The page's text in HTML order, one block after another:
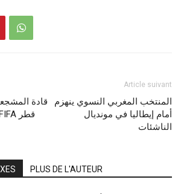
قادة
Article suivant
المنتخب المغربي النسوي ينهزم
أمام إيطاليا في مونديال
الناشئات
PLUS DE L'AUTEUR